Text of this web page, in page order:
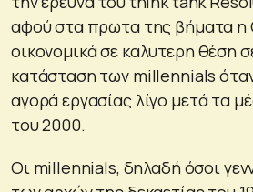
αφού στα πρωτα της βήματα η
οικονομικά σε καλυτερη θέση
κατάσταση των millennials
αγορά εργασίας λίγο μετά τα
του 2000.
Οι millennials, δηλαδή όσοι